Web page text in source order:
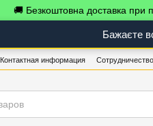
🚚 Безкоштовна доставка при
Бажаєте
Контактная информация